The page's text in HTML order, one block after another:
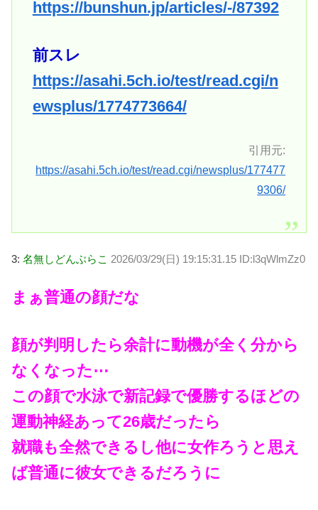
https://bunshun.jp/articles/-/87392
前スレ
https://asahi.5ch.io/test/read.cgi/n
ewsplus/1774773664/
引用元:
https://asahi.5ch.io/test/read.cgi/newsplus/177477
9306/
3: 名無しどんぶらこ 2026/03/29(日) 19:15:31.15 ID:l3qWlmZz0
まぁ普通の顔だな
顔が判明したら余計に動機が全く分から
なくなった⋯
この顔で水泳で新記録で優勝するほどの
運動神経あって26歳だったら
就職も全然できるし他に女作ろうと思え
ば普通に彼女できるだろうに